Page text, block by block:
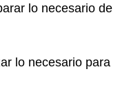
lo necesario de
lo necesario para